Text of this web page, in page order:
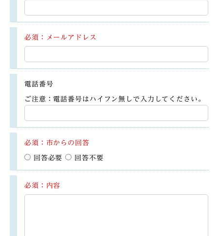
必須：メールアドレス
電話番号
ご注意：電話番号はハイフン無しで入力してください。
必須：市からの回答
回答必要 回答不要
必須：内容